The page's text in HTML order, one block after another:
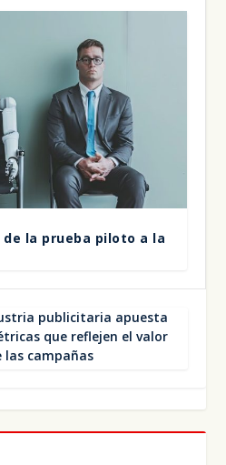
de la prue­ba pilo­to a la
publi­ci­ta­ria apues­ta
que refle­jen el valor
las cam­pa­ñas